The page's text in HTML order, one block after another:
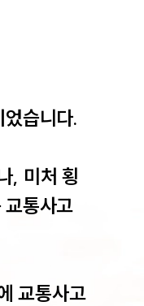
습니다.
, 미처 횡
교통사고
교통사고